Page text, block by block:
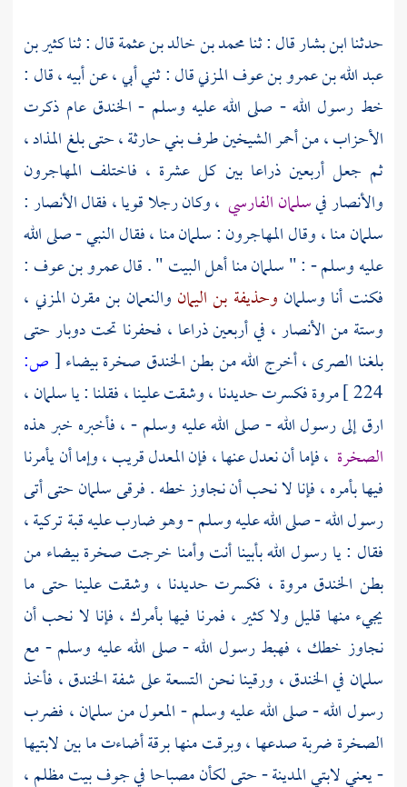
حدثناابن بشارقال : ثنامحمد بن خالد بن عثمةقال : ثناكثير بن
عبد الله بن عمرو بن عوف المزنيقال : ثني أبي ، عن أبيه ، قال :
خط رسول الله - صلى الله عليه وسلم - الخندقعام ذكرت
الأحزاب ، من أحمر الشيخين طرفبني حارثة ،حتى بلغ المذاد ،
ثم جعل أربعين ذراعا بين كل عشرة ، فاختلف المهاجرون
والأنصارفيسلمان الفارسي ،وكان رجلا قويا ، فقالالأنصار:
سلمانمنا ، وقالالمهاجرون:سلمانمنا ، فقال النبي - صلى الله
عليه وسلم - : " سلمان منا أهل البيت " . قالعمرو بن عوف :
فكنت أنا وسلمان وحذيفة بن اليمان والنعمان بن مقرن المزني ،
وستة منالأنصار ، في أربعين ذراعا ، فحفرنا تحت دوبار حتى
بلغنا الصرى ، أخرج الله من بطنالخندق صخرة بيضاء[ص:
224 ] مروة فكسرت حديدنا ، وشقت علينا ، فقلنا : ياسلمان ،
ارق إلى رسول الله - صلى الله عليه وسلم - ، فأخبره خبر هذه
الصخرة ، فإما أن نعدل عنها ، فإن المعدل قريب ، وإما أن يأمرنا
فيها بأمره ، فإنا لا نحب أن نجاوز خطه . فرقىسلمانحتى أتى
رسول الله - صلى الله عليه وسلم - وهو ضارب عليه قبة تركية ،
فقال : يا رسول الله بأبينا أنت وأمنا خرجت صخرة بيضاء من
بطن الخندق مروة ، فكسرت حديدنا ، وشقت علينا حتى ما
يجيء منها قليل ولا كثير ، فمرنا فيها بأمرك ، فإنا لا نحب أن
نجاوز خطك ، فهبط رسول الله - صلى الله عليه وسلم - مع
سلمان فيالخندق ، ورقينا نحن التسعة على شفةالخندق ، فأخذ
رسول الله - صلى الله عليه وسلم - المعول منسلمان ، فضرب
الصخرة ضربة صدعها ، وبرقت منها برقة أضاءت ما بين لابتيها
- يعني لابتيالمدينة- حتى لكأن مصباحا في جوف بيت مظلم ،